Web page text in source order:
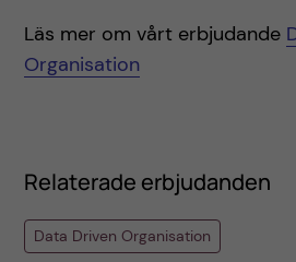
Läs mer om vårt erbjudande
Organisation
Relaterade erbjudanden
Data Driven Organisation